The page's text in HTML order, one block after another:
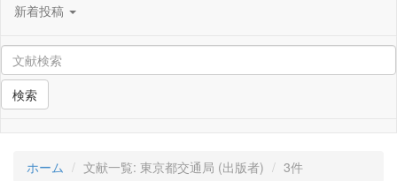
新着投稿
検索
ホーム 文献一覧: 東京都交通局 (出版者) 3件